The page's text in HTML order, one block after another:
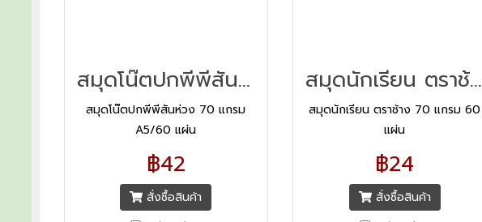
สมุดโน๊ตปกพีพีสันห่วง 70 แกรม A5/60 แผ่น
สมุดโน๊ตปกพีพีสันห่วง 70 แกรม
A5/60 แผ่น
฿42
สั่งซื้อสินค้า
สมุดนักเรียน ตราช้าง 70 แกรม 60 แผ่น
สมุดนักเรียน ตราช้าง 70 แกรม 60
แผ่น
฿24
สั่งซื้อสินค้า